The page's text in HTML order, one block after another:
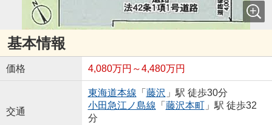
基本情報
価格 4,080万円～4,480万円
交通
東海道本線 「 藤沢 」駅 徒歩30分
小田急江ノ島線 「 藤沢本町」駅 徒歩32
分